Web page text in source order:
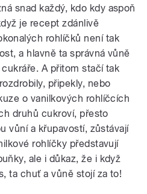
snad každý, kdo kdy aspoň
je recept zdánlivě
rohlíčků není tak
a hlavně ta správná vůně
A přitom stačí tak
připekly, nebo
o vanilkových rohlíčcích
druhů cukroví, přesto
vůní a křupavostí, zůstávají
rohlíčky představují
ale i důkaz, že i když
ta chuť a vůně stojí za to!